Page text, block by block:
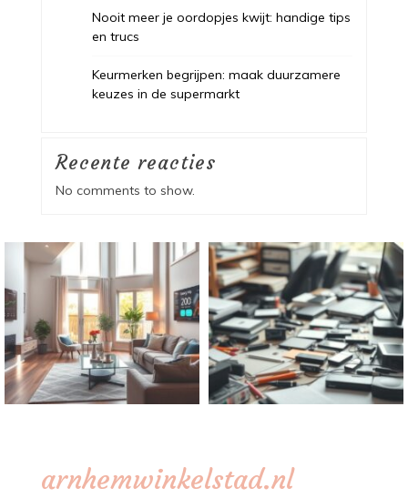
Nooit meer je oordopjes kwijt: handige tips
en trucs
Keurmerken begrijpen: maak duurzamere
keuzes in de supermarkt
Recente reacties
No comments to show.
arnhemwinkelstad.nl